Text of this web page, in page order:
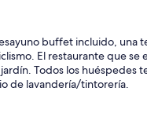
buffet incluido, una
El restaurante que se
Todos los huéspedes
de lavandería/tintorería.